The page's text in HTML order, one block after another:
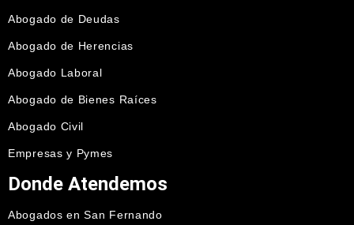
Abogado de Deudas
Abogado de Herencias
Abogado Laboral
Abogado de Bienes Raíces
Abogado Civil
Empresas y Pymes
Donde Atendemos
Abogados en San Fernando